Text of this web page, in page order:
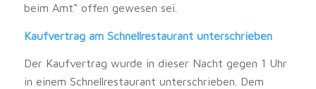
beim Amt“ offen gewesen sei.
Kaufvertrag am Schnellrestaurant unterschrieben
Der Kaufvertrag wurde in dieser Nacht gegen 1 Uhr
in einem Schnellrestaurant unterschrieben. Dem